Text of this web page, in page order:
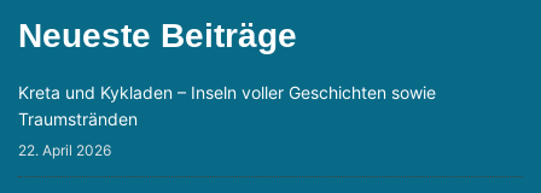
Neueste Beiträge
Kreta und Kykladen – Inseln voller Geschichten sowie
Traumstränden
22. April 2026